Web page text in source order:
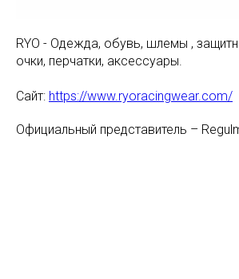
RYO - Одежда, обувь, шлемы ,
очки, перчатки, аксессуары.
Сайт: https://www.ryoracingwear.com/
Официальный представитель –